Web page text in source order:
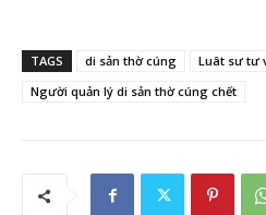
TAGS di sản thờ cúng
Luât sư tư
Người quản lý di sản thờ cúng chết